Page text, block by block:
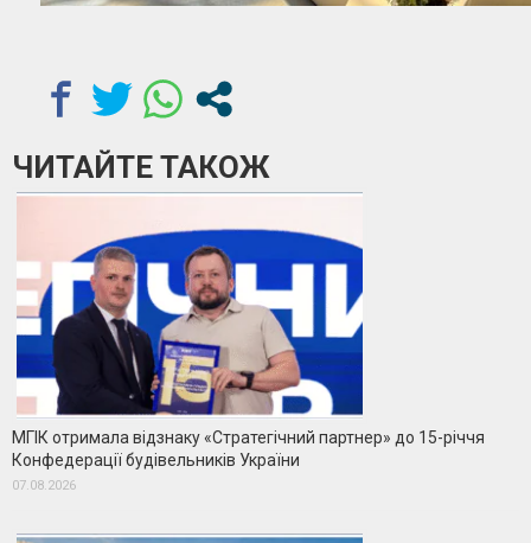
ЧИТАЙТЕ ТАКОЖ
МГІК отримала відзнаку «Стратегічний партнер» до 15-річчя
Конфедерації будівельників України
07.08.2026